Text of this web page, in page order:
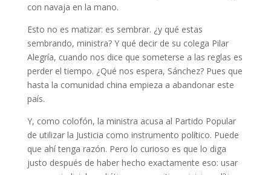
con navaja en la mano.
Esto no es matizar: es sembrar. ¿y qué estas
sembrando, ministra? Y qué decir de su colega Pilar
Alegría, cuando nos dice que someterse a las reglas es
perder el tiempo. ¿Qué nos espera, Sánchez? Pues que
hasta la comunidad china empieza a abandonar este
país.
Y, como colofón, la ministra acusa al Partido Popular
de utilizar la Justicia como instrumento político. Puede
que ahí tenga razón. Pero lo curioso es que lo diga
justo después de haber hecho exactamente eso: usar